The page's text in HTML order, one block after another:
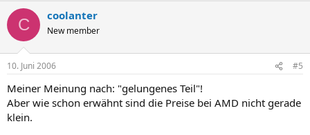
t
v
e
S
t
v
e
S
C coolanter
New member
10. Juni 2006 #5
Meiner Meinung nach: "gelungenes Teil"!
Aber wie schon erwähnt sind die Preise bei AMD nicht gerade
klein.